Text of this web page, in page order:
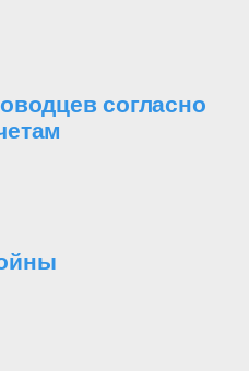
согласно